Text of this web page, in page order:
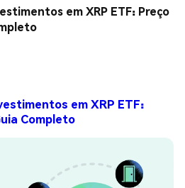
em XRP ETF: Preço
em XRP ETF:
Completo